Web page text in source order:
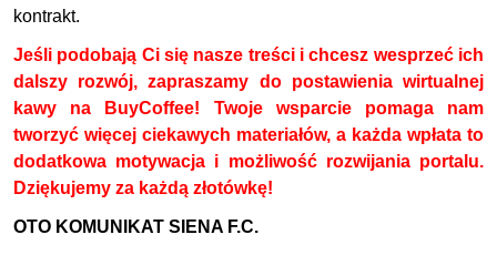
kontrakt.
Jeśli podobają Ci się nasze treści i chcesz wesprzeć ich
dalszy rozwój, zapraszamy do postawienia wirtualnej
kawy na BuyCoffee! Twoje wsparcie pomaga nam
tworzyć więcej ciekawych materiałów, a każda wpłata to
dodatkowa motywacja i możliwość rozwijania portalu.
Dziękujemy za każdą złotówkę!
OTO KOMUNIKAT SIENA F.C.